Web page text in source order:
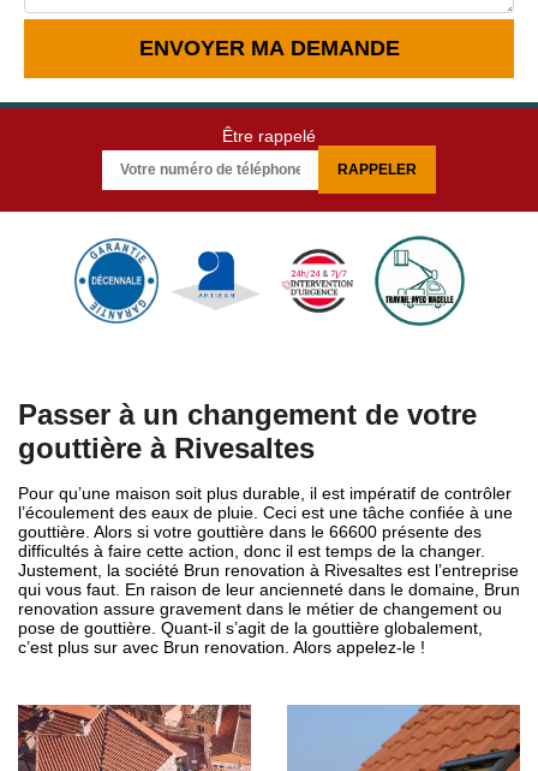
Être rappelé
Passer à un changement de votre
gouttière à Rivesaltes
Pour qu’une maison soit plus durable, il est impératif de contrôler
l’écoulement des eaux de pluie. Ceci est une tâche confiée à une
gouttière. Alors si votre gouttière dans le 66600 présente des
difficultés à faire cette action, donc il est temps de la changer.
Justement, la société Brun renovation à Rivesaltes est l’entreprise
qui vous faut. En raison de leur ancienneté dans le domaine, Brun
renovation assure gravement dans le métier de changement ou
pose de gouttière. Quant-il s’agit de la gouttière globalement,
c’est plus sur avec Brun renovation. Alors appelez-le !